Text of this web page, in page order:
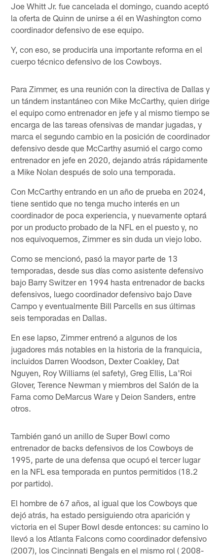
Joe Whitt Jr. fue cancelada el domingo, cuando aceptó
la oferta de Quinn de unirse a él en Washington como
coordinador defensivo de ese equipo.
Y, con eso, se produciría una importante reforma en el
cuerpo técnico defensivo de los Cowboys.
Para Zimmer, es una reunión con la directiva de Dallas y
un tándem instantáneo con Mike McCarthy, quien dirige
el equipo como entrenador en jefe y al mismo tiempo se
encarga de las tareas ofensivas de mandar jugadas, y
marca el segundo cambio en la posición de coordinador
defensivo desde que McCarthy asumió el cargo como
entrenador en jefe en 2020, dejando atrás rápidamente
a Mike Nolan después de solo una temporada.
Con McCarthy entrando en un año de prueba en 2024,
tiene sentido que no tenga mucho interés en un
coordinador de poca experiencia, y nuevamente optará
por un producto probado de la NFL en el puesto y, no
nos equivoquemos, Zimmer es sin duda un viejo lobo.
Como se mencionó, pasó la mayor parte de 13
temporadas, desde sus días como asistente defensivo
bajo Barry Switzer en 1994 hasta entrenador de backs
defensivos, luego coordinador defensivo bajo Dave
Campo y eventualmente Bill Parcells en sus últimas
seis temporadas en Dallas.
En ese lapso, Zimmer entrenó a algunos de los
jugadores más notables en la historia de la franquicia,
incluidos Darren Woodson, Dexter Coakley, Dat
Nguyen, Roy Williams (el safety), Greg Ellis, La'Roi
Glover, Terence Newman y miembros del Salón de la
Fama como DeMarcus Ware y Deion Sanders, entre
otros.
También ganó un anillo de Super Bowl como
entrenador de backs defensivos de los Cowboys de
1995, parte de una defensa que ocupó el tercer lugar
en la NFL esa temporada en puntos permitidos (18.2
por partido).
El hombre de 67 años, al igual que los Cowboys que
dejó atrás, ha estado persiguiendo otra aparición y
victoria en el Super Bowl desde entonces: su camino lo
llevó a los Atlanta Falcons como coordinador defensivo
(2007), los Cincinnati Bengals en el mismo rol ( 2008-